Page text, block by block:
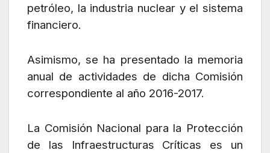
petróleo, la industria nuclear y el sistema
financiero.
Asimismo, se ha presentado la memoria
anual de actividades de dicha Comisión
correspondiente al año 2016-2017.
La Comisión Nacional para la Protección
de las Infraestructuras Críticas es un